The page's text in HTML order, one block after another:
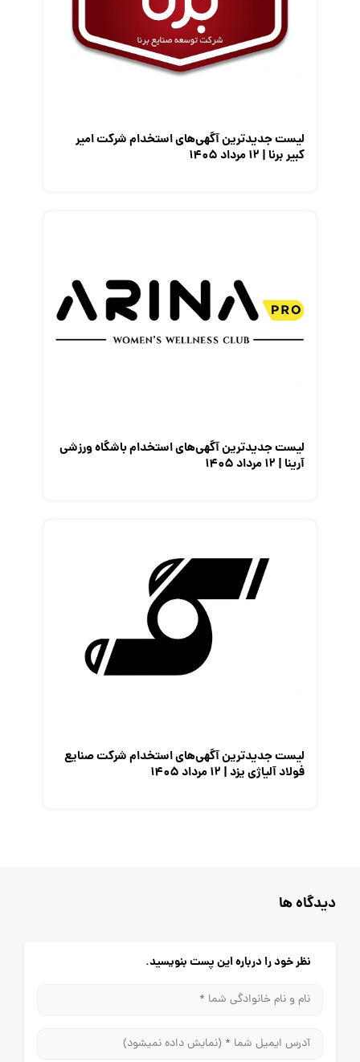
معرفی متخصصان منابع انسانی
لیست جدیدترین آگهی‌های استخدام شرکت امیر
کبیر برنا | ۱۲ مرداد ۱۴۰۵
لیست جدیدترین آگهی‌های استخدام باشگاه ورزشی
آرینا | ۱۲ مرداد ۱۴۰۵
لیست جدیدترین آگهی‌های استخدام شرکت صنایع
فولاد آلیاژی یزد | ۱۲ مرداد ۱۴۰۵
دیدگاه ها
نظر خود را درباره این پست بنویسید.